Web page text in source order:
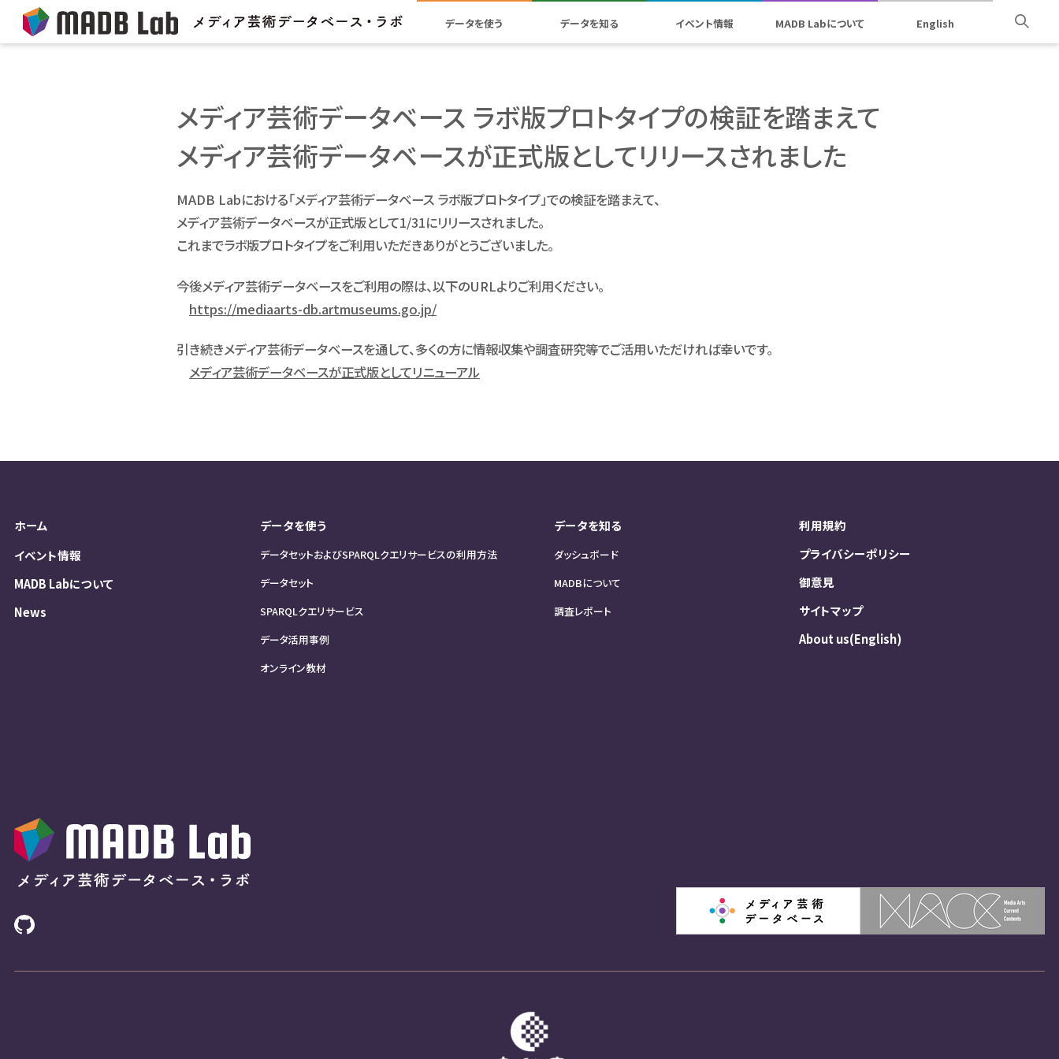
データを使う データを知る イベント情報 MADB Labについて English
メディア芸術データベース ラボ版プロトタイプの検証を踏まえて
メディア芸術データベースが正式版としてリリースされました
MADB Labにおける「メディア芸術データベース ラボ版プロトタイプ」での検証を踏まえて、
メディア芸術データベースが正式版として1/31にリリースされました。
これまでラボ版プロトタイプをご利用いただきありがとうございました。
今後メディア芸術データベースをご利用の際は、以下のURLよりご利用ください。
https://mediaarts-db.artmuseums.go.jp/
引き続きメディア芸術データベースを通して、多くの方に情報収集や調査研究等でご活用いただければ幸いです。
メディア芸術データベースが正式版としてリニューアル
ホーム
イベント情報
MADB Labについて
News
データを使う
データセットおよびSPARQLクエリサービスの利用方法
データセット
SPARQLクエリサービス
データ活用事例
オンライン教材
データを知る
ダッシュボード
MADBについて
調査レポート
利用規約
プライバシーポリシー
御意見
サイトマップ
About us(English)